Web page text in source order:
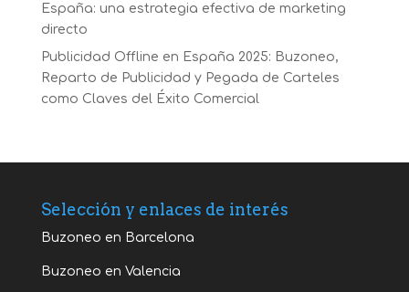
España: una estrategia efectiva de marketing
directo
Publicidad Offline en España 2025: Buzoneo,
Reparto de Publicidad y Pegada de Carteles
como Claves del Éxito Comercial
Selección y enlaces de interés
Buzoneo en Barcelona
Buzoneo en Valencia